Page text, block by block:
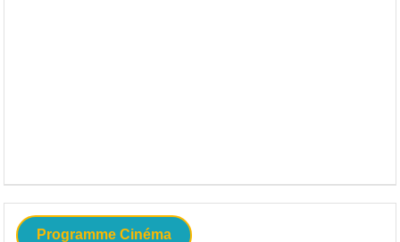
Programme Cinéma